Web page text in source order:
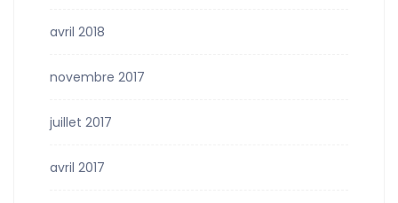
avril 2018
novembre 2017
juillet 2017
avril 2017